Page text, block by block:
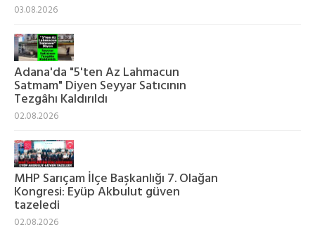
03.08.2026
Adana'da "5'ten Az Lahmacun
Satmam" Diyen Seyyar Satıcının
Tezgâhı Kaldırıldı
02.08.2026
MHP Sarıçam İlçe Başkanlığı 7. Olağan
Kongresi: Eyüp Akbulut güven
tazeledi
02.08.2026